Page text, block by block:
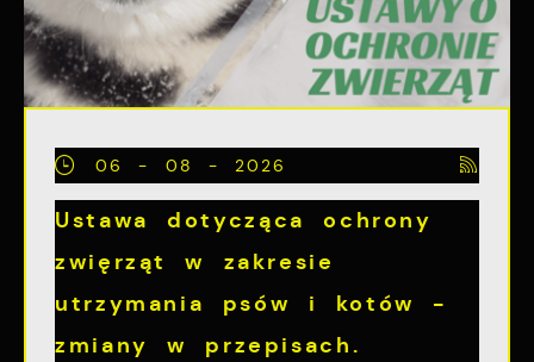
06 - 08 - 2026
Ustawa dotycząca ochrony
zwięrząt w zakresie
utrzymania psów i kotów -
zmiany w przepisach.